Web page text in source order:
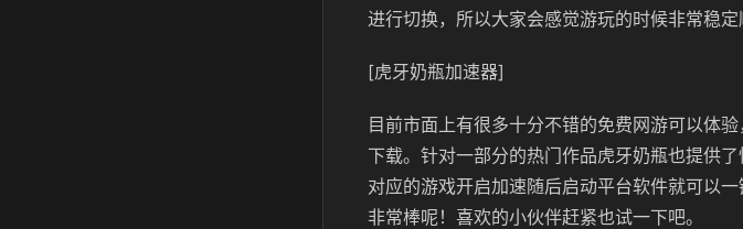
进行切换，所以大家会感觉游玩的时候非常稳
[虎牙奶瓶加速器]
目前市面上有很多十分不错的免费网游可以体
下载。针对一部分的热门作品虎牙奶瓶也提供
对应的游戏开启加速随后启动平台软件就可以
非常棒呢！喜欢的小伙伴赶紧也试一下吧。